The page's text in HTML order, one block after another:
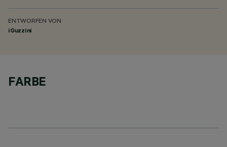
ENTWORFEN VON
iGuzzini
FARBE